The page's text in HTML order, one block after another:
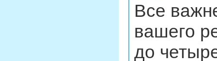
Все
вашего
до